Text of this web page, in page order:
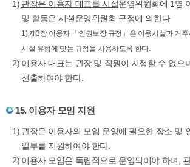
관장은 이용자 대표를 시설운영위원회에 1명
및 활동은 시설운영위원회 규정에 의한다
1) 제3장 이용자 「인권보장 규정」은 이용시설과 거
시설 유형에 맞는 규정을 사용하도록 한다.
이용자 대표는 관장 및 직원이 지정할 수 없으
선출하여야 한다.
15. 이용자 모임 지원
관장은 이용자의 모임 운영에 필요한 장소 및
일부를 지원하여야 한다.
이용자 모임은 독립적으로 운영되어야 하며,